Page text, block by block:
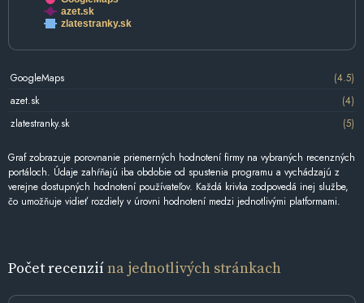
azet.sk
zlatestranky.sk
GoogleMaps
(4.5)
azet.sk
(4)
zlatestranky.sk
(5)
Graf zobrazuje porovnanie priemerných hodnotení firmy na vybraných recenzných
portáloch. Údaje zahŕňajú iba obdobie od spustenia programu a vychádzajú z
verejne dostupných hodnotení používateľov. Každá krivka zodpovedá inej službe,
čo umožňuje vidieť rozdiely v úrovni hodnotení medzi jednotlivými platformami.
Počet recenziína jednotlivých stránkach